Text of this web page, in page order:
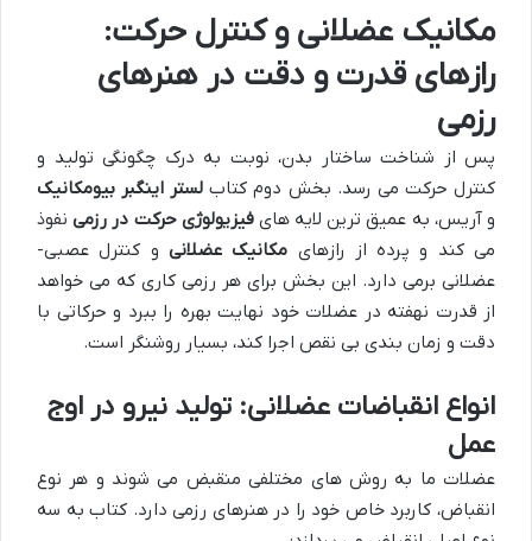
مکانیک عضلانی و کنترل حرکت:
رازهای قدرت و دقت در هنرهای
رزمی
پس از شناخت ساختار بدن، نوبت به درک چگونگی تولید و
کنترل حرکت می رسد. بخش دوم کتاب لستر اینگبر بیومکانیک
و آریس، به عمیق ترین لایه هایفیزیولوژی حرکت در رزمینفوذ
می کند و پرده از رازهای مکانیک عضلانی و کنترل عصبی-
عضلانی برمی دارد. این بخش برای هر رزمی کاری که می خواهد
از قدرت نهفته در عضلات خود نهایت بهره را ببرد و حرکاتی با
دقت و زمان بندی بی نقص اجرا کند، بسیار روشنگر است.
انواع انقباضات عضلانی: تولید نیرو در اوج
عمل
عضلات ما به روش های مختلفی منقبض می شوند و هر نوع
انقباض، کاربرد خاص خود را در هنرهای رزمی دارد. کتاب به سه